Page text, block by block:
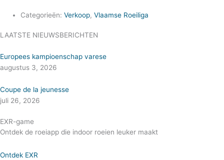
Categorieën: Verkoop,Vlaamse Roeiliga
LAATSTE NIEUWSBERICHTEN
Europees kampioenschap varese
augustus 3, 2026
Coupe de la jeunesse
juli 26, 2026
EXR-game
Ontdek de roeiapp die indoor roeien leuker maakt
Ontdek EXR